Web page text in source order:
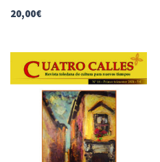
20,00€